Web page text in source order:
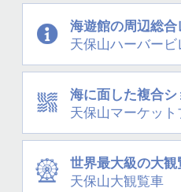
海遊館の周辺総合
天保山ハーバービ
海に面した複合シ
天保山マーケット
世界最大級の大観
天保山大観覧車